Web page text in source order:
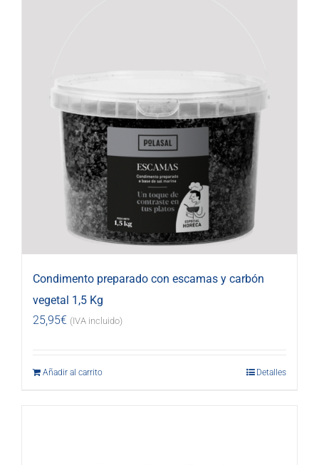
Condimento preparado con escamas y carbón
vegetal 1,5 Kg
25,95€ (IVA incluido)
Añadir al carrito Detalles